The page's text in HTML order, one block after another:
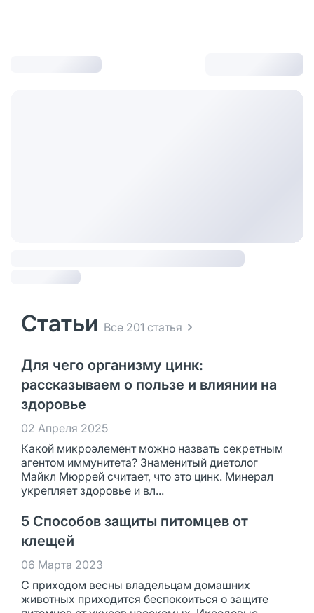
Статьи Все 201 статья
Для чего организму цинк:
рассказываем о пользе и влиянии на
здоровье
02 Апреля 2025
Какой микроэлемент можно назвать секретным
агентом иммунитета? Знаменитый диетолог
Майкл Мюррей считает, что это цинк. Минерал
укрепляет здоровье и вл...
5 Способов защиты питомцев от
клещей
06 Марта 2023
С приходом весны владельцам домашних
животных приходится беспокоиться о защите